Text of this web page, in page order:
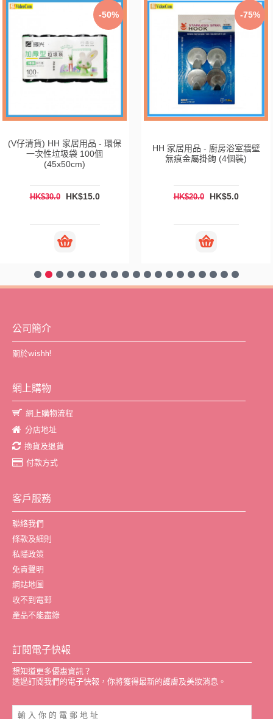
-50%
(V仔清貨) HH 家居用品 - 環保
一次性垃圾袋 100個
(45x50cm)
HK$30.0 HK$15.0
-75%
HH 家居用品 - 廚房浴室牆壁
無痕金屬掛鉤 (4個裝)
HK$20.0 HK$5.0
公司簡介
關於wishh!
網上購物
網上購物流程
分店地址
換貨及退貨
付款方式
客戶服務
聯絡我們
條款及細則
私隱政策
免責聲明
網站地圖
收不到電郵
產品不能盡錄
訂閱電子快報
想知道更多優惠資訊？
透過訂閱我們的電子快報，你將獲得最新的護膚及美妝消息。